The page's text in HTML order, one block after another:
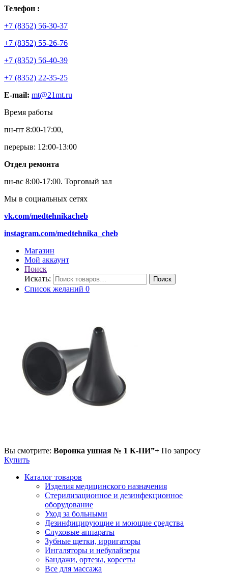
Телефон :
+7 (8352) 56-30-37
+7 (8352) 55-26-76
+7 (8352) 56-40-39
+7 (8352) 22-35-25
E-mail: mt@21mt.ru
Время работы
пн-пт 8:00-17:00,
перерыв: 12:00-13:00
Отдел ремонта
пн-вс 8:00-17:00. Торговый зал
Мы в социальных сетях
vk.com/medtehnikacheb
instagram.com/medtehnika_cheb
Магазин
Мой аккаунт
Поиск
Искать:
Поиск
Список желаний 0
Вы смотрите: Воронка ушная № 1 К-ПИ”+ По запросу
Купить
Каталог товаров
Изделия медицинского назначения
Стерилизационное и дезинфекционное
оборудование
Уход за больными
Дезинфицирующие и моющие средства
Слуховые аппараты
Зубные щетки, ирригаторы
Ингаляторы и небулайзеры
Бандажи, ортезы, корсеты
Все для массажа